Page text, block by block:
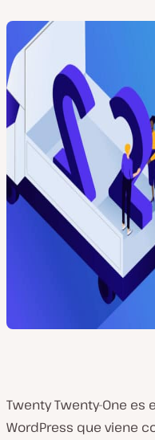
Twenty Twenty-One
WordPress que viene